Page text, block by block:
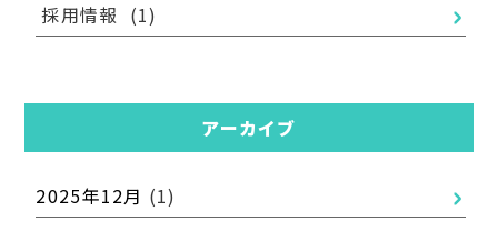
採用情報 (1)
アーカイブ
2025年12月 (1)